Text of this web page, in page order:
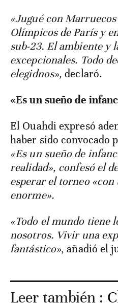
«Jugué con
Olímpicos de París y
sub-23. El ambiente y
excepcionales. Todo
elegidnos», declaró.
«Es un sueño de
El Ouahdi expresó
haber sido convocado
«Es un sueño de
realidad», confesó el
esperar el torneo
enorme».
«Todo el mundo tiene
nosotros. Vivir una
fantástico», añadió el
Leer también :